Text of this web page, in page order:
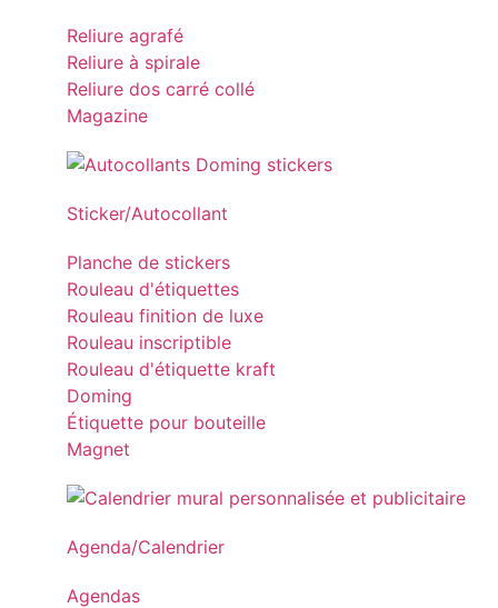
Reliure agrafé
Reliure à spirale
Reliure dos carré collé
Magazine
Sticker/Autocollant
Planche de stickers
Rouleau d'étiquettes
Rouleau finition de luxe
Rouleau inscriptible
Rouleau d'étiquette kraft
Doming
Étiquette pour bouteille
Magnet
Agenda/Calendrier
Agendas